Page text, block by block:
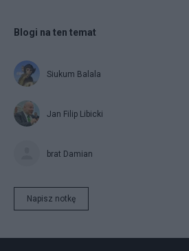
Blogi na ten temat
Siukum Balala
Jan Filip Libicki
brat Damian
Napisz notkę